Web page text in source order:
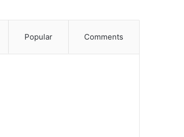
Popular Comments